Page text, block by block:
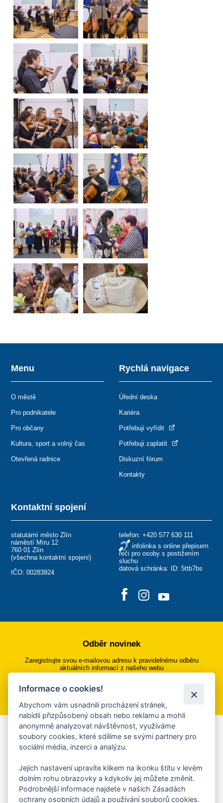
Kontaktní spojení
statutární město Zlín
náměstí Míru 12
760 01 Zlín
(všechna kontaktní spojení)
IČO: 00283924
telefon: +420 577 630 111
infolinka s online přepisem
řeči pro osoby s postižením
sluchu
datová schránka: ID: 5ttb7bs
Menu
O městě
Pro podnikatele
Pro občany
Kultura, sport a volný čas
Otevřená radnice
Rychlá navigace
Úřední deska
Kariéra
Potřebuji vyřídit
Potřebuji zaplatit
Diskuzní fórum
Kontakty
Odběr novinek
Zaregistrujte svou e-mailovou adresu k pravidelnému odběru
aktuálních informací z našeho webu
Přihlásit se k odběru
Aplikace Mobilní rozhlas
Chcete dostávat do svého mobilu či mailu upozornění na
ankety, pozvánky na kulturní a sportovní akce?
Více informací o aplikaci
Informace o cookies!
Abychom vám usnadnili procházení stránek,
nabídli přizpůsobený obsah nebo reklamu a mohli
anonymně analyzovat návštěvnost, využíváme
soubory cookies, které sdílíme se svými partnery pro
sociální média, inzerci a analýzu.
Jejich nastavení upravíte klikem na ikonku štítu v levém
dolním rohu obrazovky a kdykoliv jej můžete změnit.
Podrobnější informace najdete v našich Zásadách
ochrany osobních údajů a používání souborů cookies.